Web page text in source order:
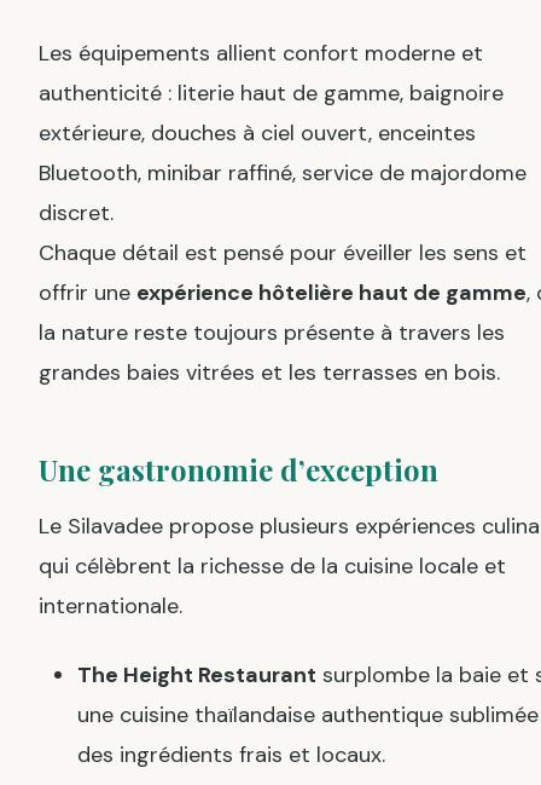
Les équipements allient confort moderne et
authenticité : literie haut de gamme, baignoire
extérieure, douches à ciel ouvert, enceintes
Bluetooth, minibar raffiné, service de majordome
discret.
Chaque détail est pensé pour éveiller les sens et
offrir une expérience hôtelière haut de gamme,
la nature reste toujours présente à travers les
grandes baies vitrées et les terrasses en bois.
Une gastronomie d’exception
Le Silavadee propose plusieurs expériences
qui célèbrent la richesse de la cuisine locale et
internationale.
The Height Restaurant surplombe la baie et
une cuisine thaïlandaise authentique
des ingrédients frais et locaux.